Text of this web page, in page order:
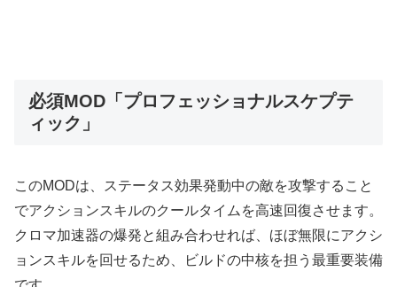
必須MOD「プロフェッショナルスケプテ
ィック」
このMODは、ステータス効果発動中の敵を攻撃すること
でアクションスキルのクールタイムを高速回復させます。
クロマ加速器の爆発と組み合わせれば、ほぼ無限にアクシ
ョンスキルを回せるため、ビルドの中核を担う最重要装備